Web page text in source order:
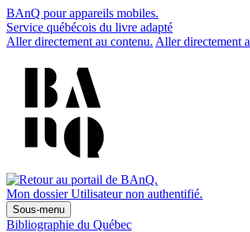
BAnQ pour appareils mobiles.
Service québécois du livre adapté
Aller directement au contenu. Aller directement
Mon dossier Utilisateur non authentifié.
Sous-menu
Bibliographie du Québec